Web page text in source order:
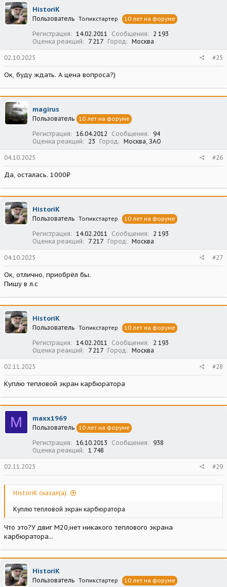
HistoriK
Пользователь Топикстартер 10 лет на форуме
Регистрация 14.02.2011 Сообщения
2 193
Оценка реакций
7 217 Город Москва
02.10.2025 #25
Ок, буду ждать. А цена вопроса?)
magirus
Пользователь 10 лет на форуме
Регистрация 16.04.2012 Сообщения
94
Оценка реакций
23 Город Москва, ЗАО
04.10.2025 #26
Да, осталась. 1000₽
HistoriK
Пользователь Топикстартер 10 лет на форуме
Регистрация 14.02.2011 Сообщения
2 193
Оценка реакций
7 217 Город Москва
04.10.2025 #27
Ок, отлично, приобрёл бы.
Пишу в л.с
HistoriK
Пользователь Топикстартер 10 лет на форуме
Регистрация 14.02.2011 Сообщения
2 193
Оценка реакций
7 217 Город Москва
02.11.2025 #28
Куплю тепловой экран карбюратора
M maxx1969
Пользователь 10 лет на форуме
Регистрация 16.10.2013 Сообщения
938
Оценка реакций
1 748
02.11.2025 #29
HistoriK сказал(а):
Куплю тепловой экран карбюратора
Что это?У двиг М20,нет никакого теплового экрана
карбюратора...
HistoriK
Пользователь Топикстартер 10 лет на форуме